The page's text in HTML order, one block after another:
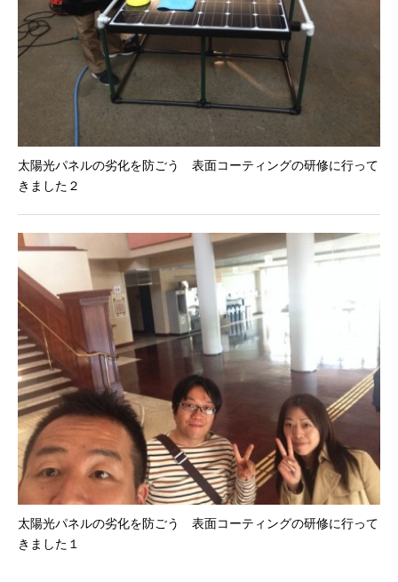
太陽光パネルの劣化を防ごう 表面コーティングの研修に行って
きました２
太陽光パネルの劣化を防ごう 表面コーティングの研修に行って
きました１